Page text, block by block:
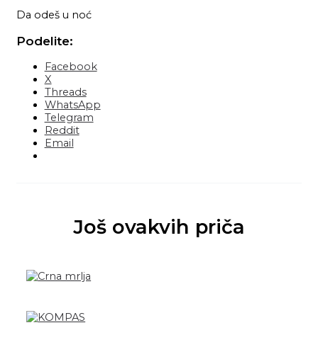
Da odeš u noć
Podelite:
Facebook
X
Threads
WhatsApp
Telegram
Reddit
Email
Još ovakvih priča